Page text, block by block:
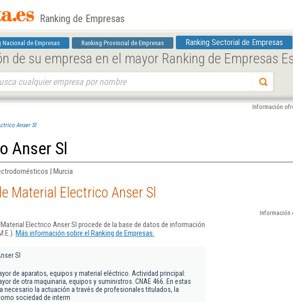
Ranking de Empresas
Nacional de Empresas Ranking Provincial de Empresas Ranking Sectorial de Empresas
de su empresa en el mayor Ranking de Empresas
Información
Anser Sl
Anser Sl
| Murcia
Material Electrico Anser Sl
Información
Electrico Anser Sl procede de la base de datos de información
Más información sobre el Ranking de Empresas.
Sl
de aparatos, equipos y material eléctrico. Actividad principal:
de otra maquinaria, equipos y suministros. CNAE 466. En estas
necesario la actuación a través de profesionales titulados, la
sociedad de interm